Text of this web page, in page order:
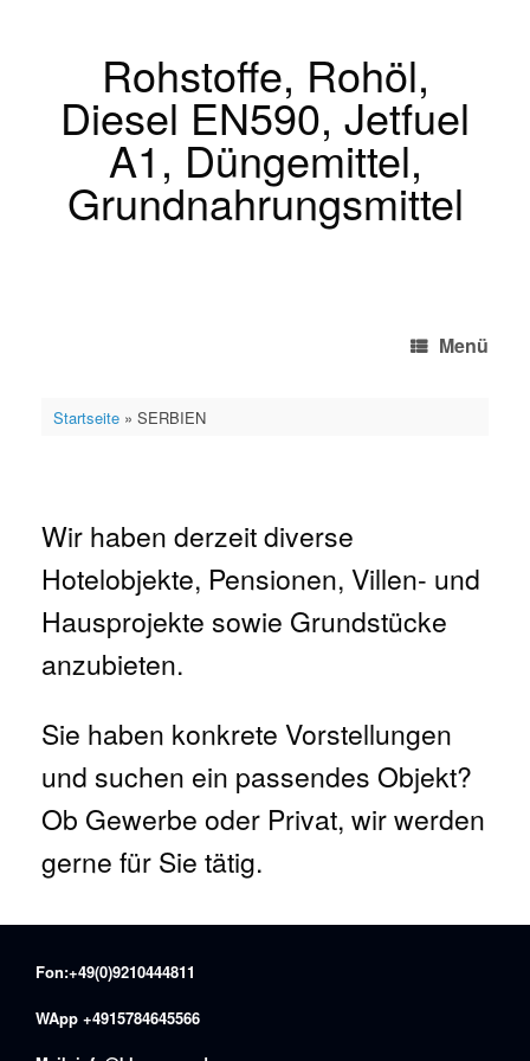
Rohstoffe, Rohöl,
Diesel EN590, Jetfuel
A1, Düngemittel,
Grundnahrungsmittel
Menü
Startseite» SERBIEN
Wir haben derzeit diverse
Hotelobjekte, Pensionen, Villen- und
Hausprojekte sowie Grundstücke
anzubieten.
Sie haben konkrete Vorstellungen
und suchen ein passendes Objekt?
Ob Gewerbe oder Privat, wir werden
gerne für Sie tätig.
Fon:+49(0)9210444811
WApp +4915784645566